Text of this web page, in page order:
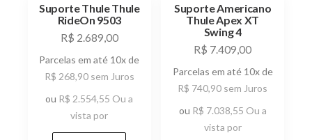
Suporte Thule Thule
RideOn 9503
R$ 2.689,00
Parcelas em até 10x de
R$ 268,90 sem Juros
ou R$ 2.554,55 Ou a
vista por
Suporte Americano
Thule Apex XT
Swing 4
R$ 7.409,00
Parcelas em até 10x de
R$ 740,90 sem Juros
ou R$ 7.038,55 Ou a
vista por